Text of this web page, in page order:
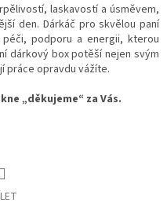
laskavostí a úsměvem,
den. Dárkáč pro skvělou paní
podporu a energii, kterou
dárkový box potěší nejen svým
práce opravdu vážíte.
„děkujeme“ za Vás.